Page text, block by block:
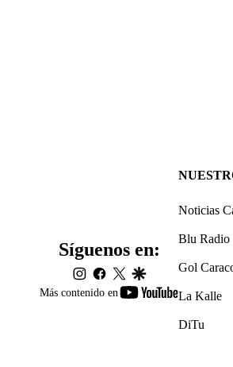
Más contenido en
youtube-
Síguenos en:
instagram
facebook
twittergoogle
Noticias
Blu Radio
Gol
La Kalle
DiTu